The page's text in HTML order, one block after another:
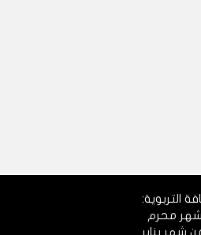
التربوية:
محرم
شهر يناير